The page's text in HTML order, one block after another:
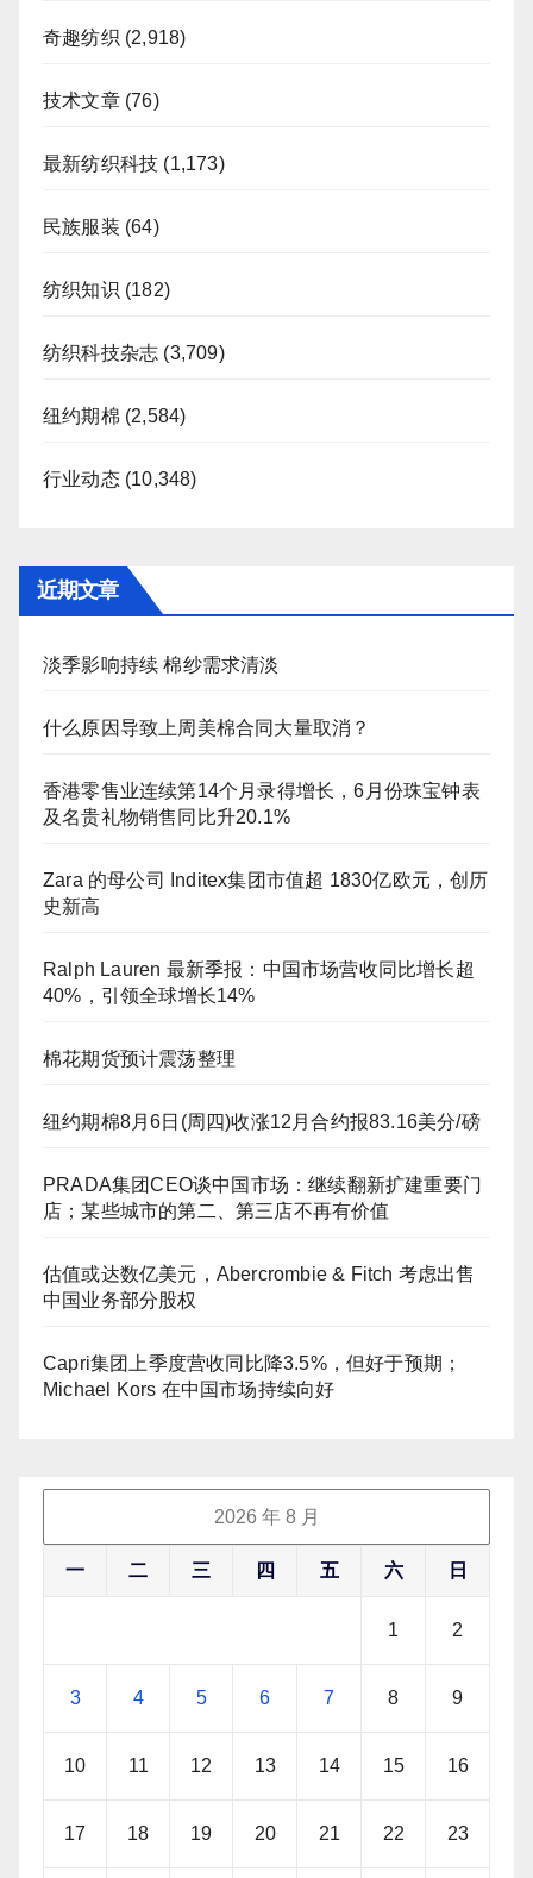
奇趣纺织 (2,918)
技术文章(76)
最新纺织科技 (1,173)
民族服装 (64)
纺织知识 (182)
纺织科技杂志 (3,709)
纽约期棉 (2,584)
行业动态(10,348)
近期文章
淡季影响持续 棉纱需求清淡
什么原因导致上周美棉合同大量取消？
香港零售业连续第14个月录得增长，6月份珠宝钟表
及名贵礼物销售同比升20.1%
Zara 的母公司 Inditex集团市值超 1830亿欧元，创历
史新高
Ralph Lauren 最新季报：中国市场营收同比增长超
40%，引领全球增长14%
棉花期货预计震荡整理
纽约期棉8月6日(周四)收涨12月合约报83.16美分/磅
PRADA集团CEO谈中国市场：继续翻新扩建重要门
店；某些城市的第二、第三店不再有价值
估值或达数亿美元，Abercrombie & Fitch 考虑出售
中国业务部分股权
Capri集团上季度营收同比降3.5%，但好于预期；
Michael Kors 在中国市场持续向好
2026 年 8 月
一 二 三 四 五 六 日
1 2
3 4 5 6 7 8 9
10 11 12 13 14 15 16
17 18 19 20 21 22 23